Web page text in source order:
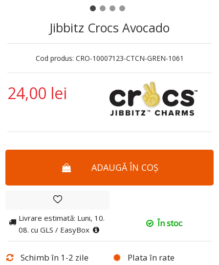
Jibbitz Crocs Avocado
Cod produs: CRO-10007123-CTCN-GREN-1061
24,00 lei
ADAUGĂ ÎN COȘ
Livrare estimată: Luni, 10.
08. cu GLS / EasyBox
În stoc
Schimb în 1-2 zile
Plata în rate